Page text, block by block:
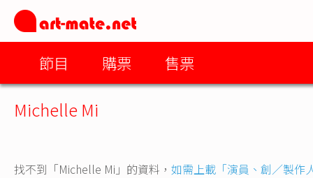
節目 購票 售票
Michelle Mi
找不到「Michelle Mi」的資料， 如需上載「演員、創／製作